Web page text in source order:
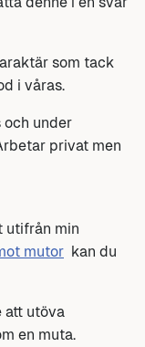
som tack
i våras.
under
privat men
utifrån min
mutor kan du
att utöva
en muta.